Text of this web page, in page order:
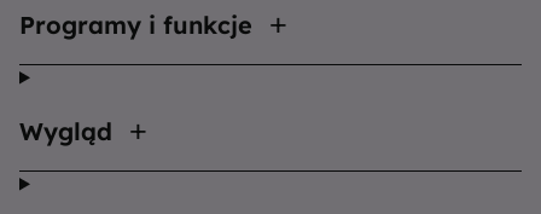
Programy i funkcje
Wygląd